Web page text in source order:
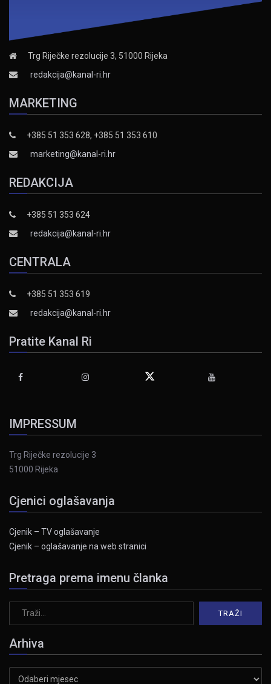
Trg Riječke rezolucije 3, 51000 Rijeka
redakcija@kanal-ri.hr
MARKETING
+385 51 353 628, +385 51 353 610
marketing@kanal-ri.hr
REDAKCIJA
+385 51 353 624
redakcija@kanal-ri.hr
CENTRALA
+385 51 353 619
redakcija@kanal-ri.hr
Pratite Kanal Ri
IMPRESSUM
Trg Riječke rezolucije 3
51000 Rijeka
Cjenici oglašavanja
Cjenik – TV oglašavanje
Cjenik – oglašavanje na web stranici
Pretraga prema imenu članka
Arhiva